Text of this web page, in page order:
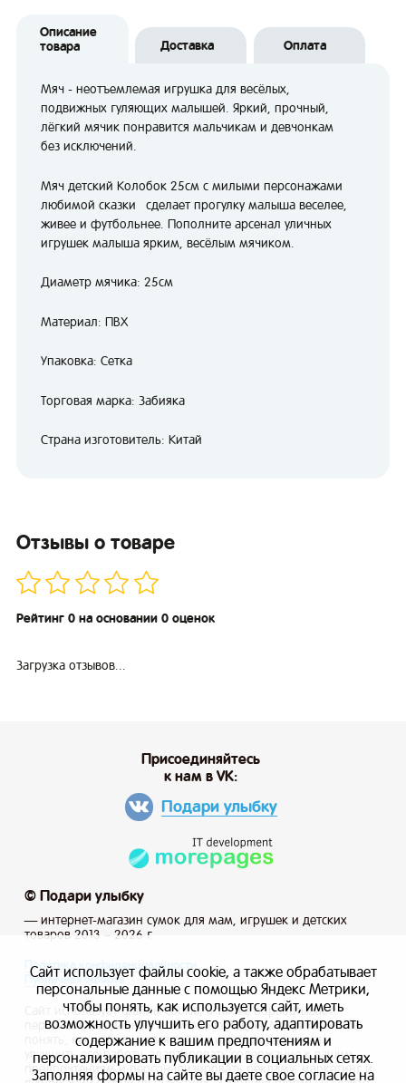
Описание
товара
Доставка Оплата
Мяч - неотъемлемая игрушка для весёлых,
подвижных гуляющих малышей. Яркий, прочный,
лёгкий мячик понравится мальчикам и девчонкам
без исключений.
Мяч детский Колобок 25см с милыми персонажами
любимой сказки сделает прогулку малыша веселее,
живее и футбольнее. Пополните арсенал уличных
игрушек малыша ярким, весёлым мячиком.
Диаметр мячика: 25см
Материал: ПВХ
Упаковка: Сетка
Торговая марка: Забияка
Страна изготовитель: Китай
Отзывы о товаре
Рейтинг 0 на основании 0 оценок
Загрузка отзывов...
© Подари улыбку
— интернет-магазин сумок для мам, игрушек и детских
товаров 2013 – 2026 г.
Присоединяйтесь
к нам в VK:
Подари улыбку
Политика конфиденциальности
Публичная оферта
Сайт использует файлы cookie, а также обрабатывает
персональные данные с помощью Яндекс Метрики, чтобы
понять, как используется сайт, и иметь возможность
улучшить его работу, адаптировать содержание к вашим
предпочтениям и персонализировать рекламу, маркетинг и
Сайт использует файлы cookie, а также обрабатывает
персональные данные с помощью Яндекс Метрики,
чтобы понять, как используется сайт, иметь
возможность улучшить его работу, адаптировать
содержание к вашим предпочтениям и
персонализировать публикации в социальных сетях.
Заполняя формы на сайте вы даете свое согласие на